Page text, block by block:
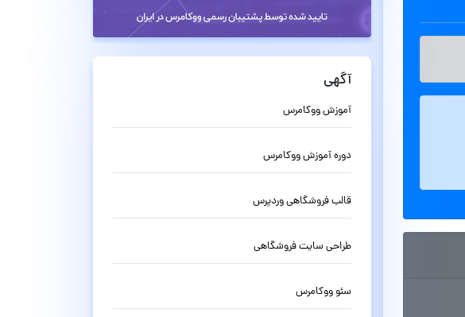
آگهی
آموزش ووکامرس
دوره آموزش ووکامرس
قالب فروشگاهی وردپرس
طراحی سایت فروشگاهی
سئو ووکامرس